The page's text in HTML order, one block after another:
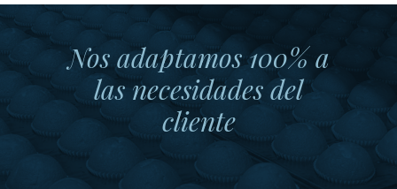
Nos adaptamos 100% a
las necesidades del
cliente